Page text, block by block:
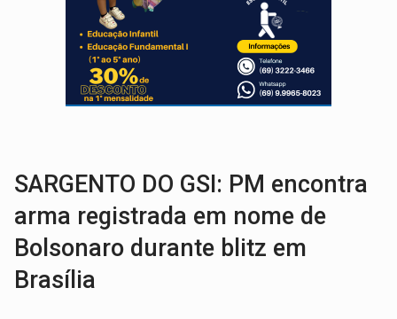
'RIO OMERÊ': MPF pede condenação do Banco do Brasil por financiar
INFRAESTRUTURA: Vilhena realiza audiência pública sobre
SEM SISTEMA: Falha afeta atendimentos na Policlínica
SARGENTO DO GSI: PM encontra
arma registrada em nome de
Bolsonaro durante blitz em
Brasília